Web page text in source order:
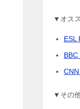
▼オス
ESL
▼その